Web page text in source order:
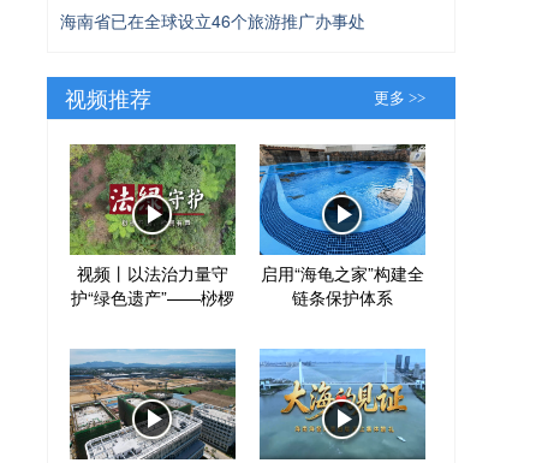
海南省已在全球设立46个旅游推广办事处
视频推荐 更多 >>
视频丨以法治力量守
护“绿色遗产”——桫椤
启用“海龟之家”构建全
链条保护体系